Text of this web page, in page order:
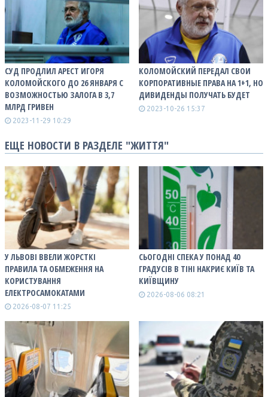
СУД ПРОДЛИЛ АРЕСТ ИГОРЯ
КОЛОМОЙСКОГО ДО 26 ЯНВАРЯ С
ВОЗМОЖНОСТЬЮ ЗАЛОГА В 3,7
МЛРД ГРИВЕН
2023-11-29 10:29
КОЛОМОЙСКИЙ ПЕРЕДАЛ СВОИ
КОРПОРАТИВНЫЕ ПРАВА НА 1+1, НО
ДИВИДЕНДЫ ПОЛУЧАТЬ БУДЕТ
2023-10-26 15:37
ЕЩЕ НОВОСТИ В РАЗДЕЛЕ "ЖИТТЯ"
У ЛЬВОВІ ВВЕЛИ ЖОРСТКІ
ПРАВИЛА ТА ОБМЕЖЕННЯ НА
КОРИСТУВАННЯ
ЕЛЕКТРОСАМОКАТАМИ
2026-08-07 11:25
СЬОГОДНІ СПЕКА У ПОНАД 40
ГРАДУСІВ В ТІНІ НАКРИЄ КИЇВ ТА
КИЇВЩИНУ
2026-08-06 08:21